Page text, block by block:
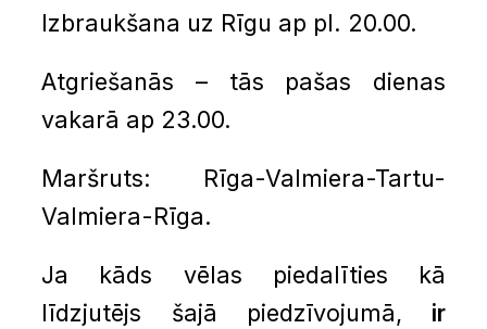
Izbraukšana uz Rīgu ap pl. 20.00.
Atgriešanās – tās pašas dienas
vakarā ap 23.00.
Maršruts: Rīga-Valmiera-Tartu-
Valmiera-Rīga.
Ja kāds vēlas piedalīties kā
līdzjutējs šajā piedzīvojumā, ir